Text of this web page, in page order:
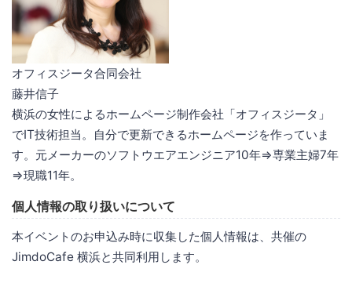
オフィスジータ合同会社
藤井信子
横浜の女性によるホームページ制作会社「オフィスジータ」
でIT技術担当。自分で更新できるホームページを作っていま
す。元メーカーのソフトウエアエンジニア10年⇒専業主婦7年
⇒現職11年。
個人情報の取り扱いについて
本イベントのお申込み時に収集した個人情報は、共催の
JimdoCafe 横浜と共同利用します。